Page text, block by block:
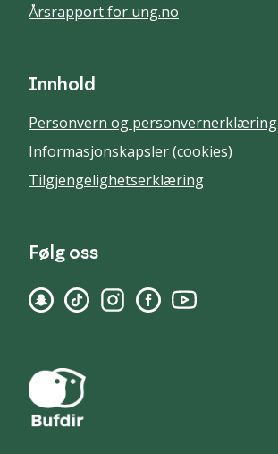
Årsrapport for ung.no
Innhold
Personvern og personvernerklæring
Informasjonskapsler (cookies)
Tilgjengelighetserklæring
Følg oss